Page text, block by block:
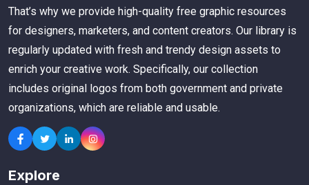
That’s why we provide high-quality free graphic resources
for designers, marketers, and content creators. Our library is
regularly updated with fresh and trendy design assets to
enrich your creative work. Specifically, our collection
includes original logos from both government and private
organizations, which are reliable and usable.
Explore